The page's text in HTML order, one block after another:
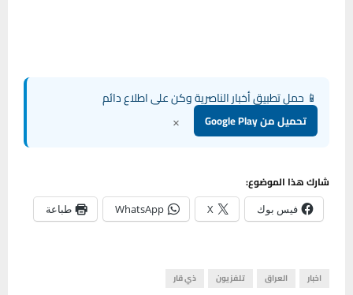
📱 حمل تطبيق أخبار الناصرية وكن على اطلاع دائم
تحميل من Google Play ×
شارك هذا الموضوع:
فيس بوك X
WhatsApp طباعة
اخبار العراق تلفزيون ذي قار